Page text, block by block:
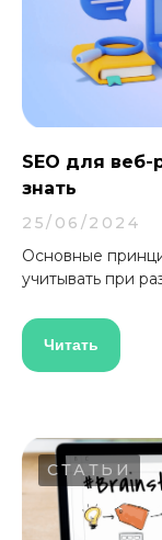
SEO для веб-
знать
25/06/2024
Основные
учитывать при
Читать
СТАТЬИ